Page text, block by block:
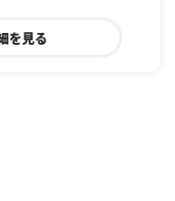
を見る